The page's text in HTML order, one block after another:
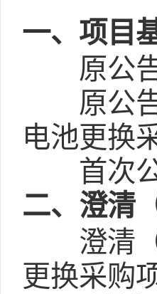
一、项目
原公
原公
电池更换
首次
二、澄清
澄清
更换采购